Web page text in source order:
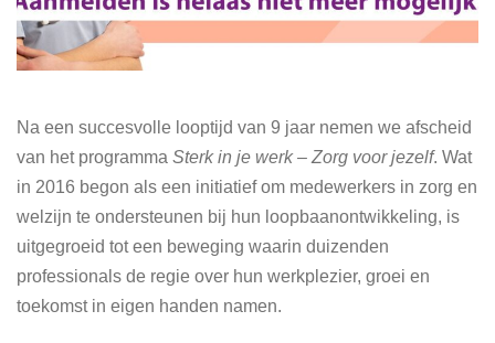
Na een succesvolle looptijd van 9 jaar nemen we afscheid
van het programma Sterk in je werk – Zorg voor jezelf. Wat
in 2016 begon als een initiatief om medewerkers in zorg en
welzijn te ondersteunen bij hun loopbaanontwikkeling, is
uitgegroeid tot een beweging waarin duizenden
professionals de regie over hun werkplezier, groei en
toekomst in eigen handen namen.